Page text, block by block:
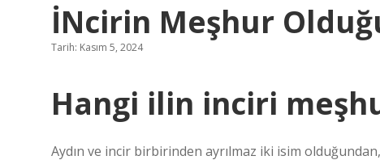
İNcirin Meşhur
Tarih: Kasım 5, 2024
Hangi ilin inciri
Aydın ve incir birbirinden ayrılmaz iki isim